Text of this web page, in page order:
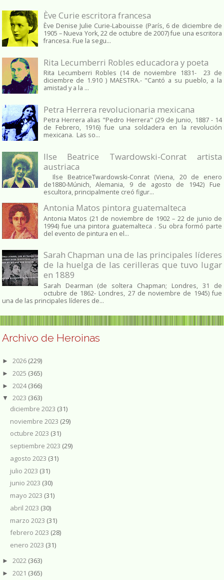
Ève Curie escritora francesa
Ève Denise Julie Curie-Labouisse (París, 6 de diciembre de
1905 – Nueva York, 22 de octubre de 2007) fue una escritora
francesa. Fue la segu...
Rita Lecumberri Robles educadora y poeta
Rita Lecumberri Robles (14 de noviembre 1831- 23 de
diciembre de 1.910 ) MAESTRA.- "Cantó a su pueblo, a la
amistad y a la ...
Petra Herrera revolucionaria mexicana
Petra Herrera alias "Pedro Herrera" (29 de Junio, 1887 - 14
de Febrero, 1916) fue una soldadera en la revolución
mexicana. Las so...
Ilse Beatrice Twardowski-Conrat artista
austriaca
Ilse BeatriceTwardowski-Conrat (Viena, 20 de enero
de1880-Múnich, Alemania, 9 de agosto de 1942) Fue
escultora, principalmente creó figur...
Antonia Matos pintora guatemalteca
Antonia Matos (21 de noviembre de 1902 – 22 de junio de
1994) fue una pintora guatemalteca . Su obra formó parte
del evento de pintura en el...
Sarah Chapman una de las principales líderes
de la huelga de las cerilleras que tuvo lugar
en 1889
Sarah Dearman (de soltera Chapman; Londres, 31 de
octubre de 1862​- Londres, 27 de noviembre de 1945)​ fue
una de las principales líderes de...
Archivo de Heroinas
► 2026 (229)
► 2025 (365)
► 2024(366)
▼ 2023 (363)
diciembre 2023 (31)
noviembre 2023 (29)
octubre 2023 (31)
septiembre 2023 (29)
agosto 2023 (31)
julio 2023 (31)
junio 2023 (30)
mayo 2023 (31)
abril 2023 (30)
marzo 2023 (31)
febrero 2023 (28)
enero 2023 (31)
► 2022 (363)
► 2021 (365)